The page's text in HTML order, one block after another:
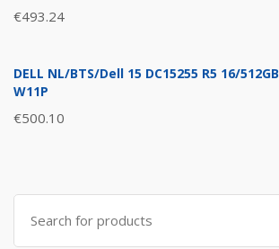
€493.24
DELL NL/BTS/Dell 15 DC15255 R5 16/512GB
W11P
€500.10
Search
for: